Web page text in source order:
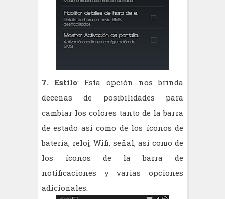
7. Estilo: Esta opción nos brinda
decenas de posibilidades para
cambiar los colores tanto de la barra
de estado así como de los íconos de
batería, reloj, Wifi, señal, así como de
los íconos de la barra de
notificaciones y varias opciones
adicionales.